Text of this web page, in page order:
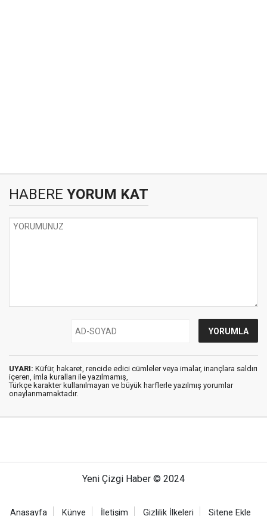
HABERE YORUM KAT
UYARI: Küfür, hakaret, rencide edici cümleler veya imalar, inançlara saldırı
içeren, imla kuralları ile yazılmamış,
Türkçe karakter kullanılmayan ve büyük harflerle yazılmış yorumlar
onaylanmamaktadır.
Yeni Çizgi Haber © 2024
Anasayfa Künye İletişim Gizlilik İlkeleri Sitene Ekle